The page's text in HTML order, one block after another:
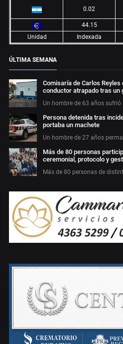
0.02
44.15
Unidad
Indexada
ÚLTIMA SEMANA
Comisaría de Carlos
conductor atrapado tras un
Un hombre de 63 años sufrió
Persona detenida tras
portaba un machete
Un hombre de 27 años
Más de 80 personas
ceremonial, protocolo y
Más de 80 personas de